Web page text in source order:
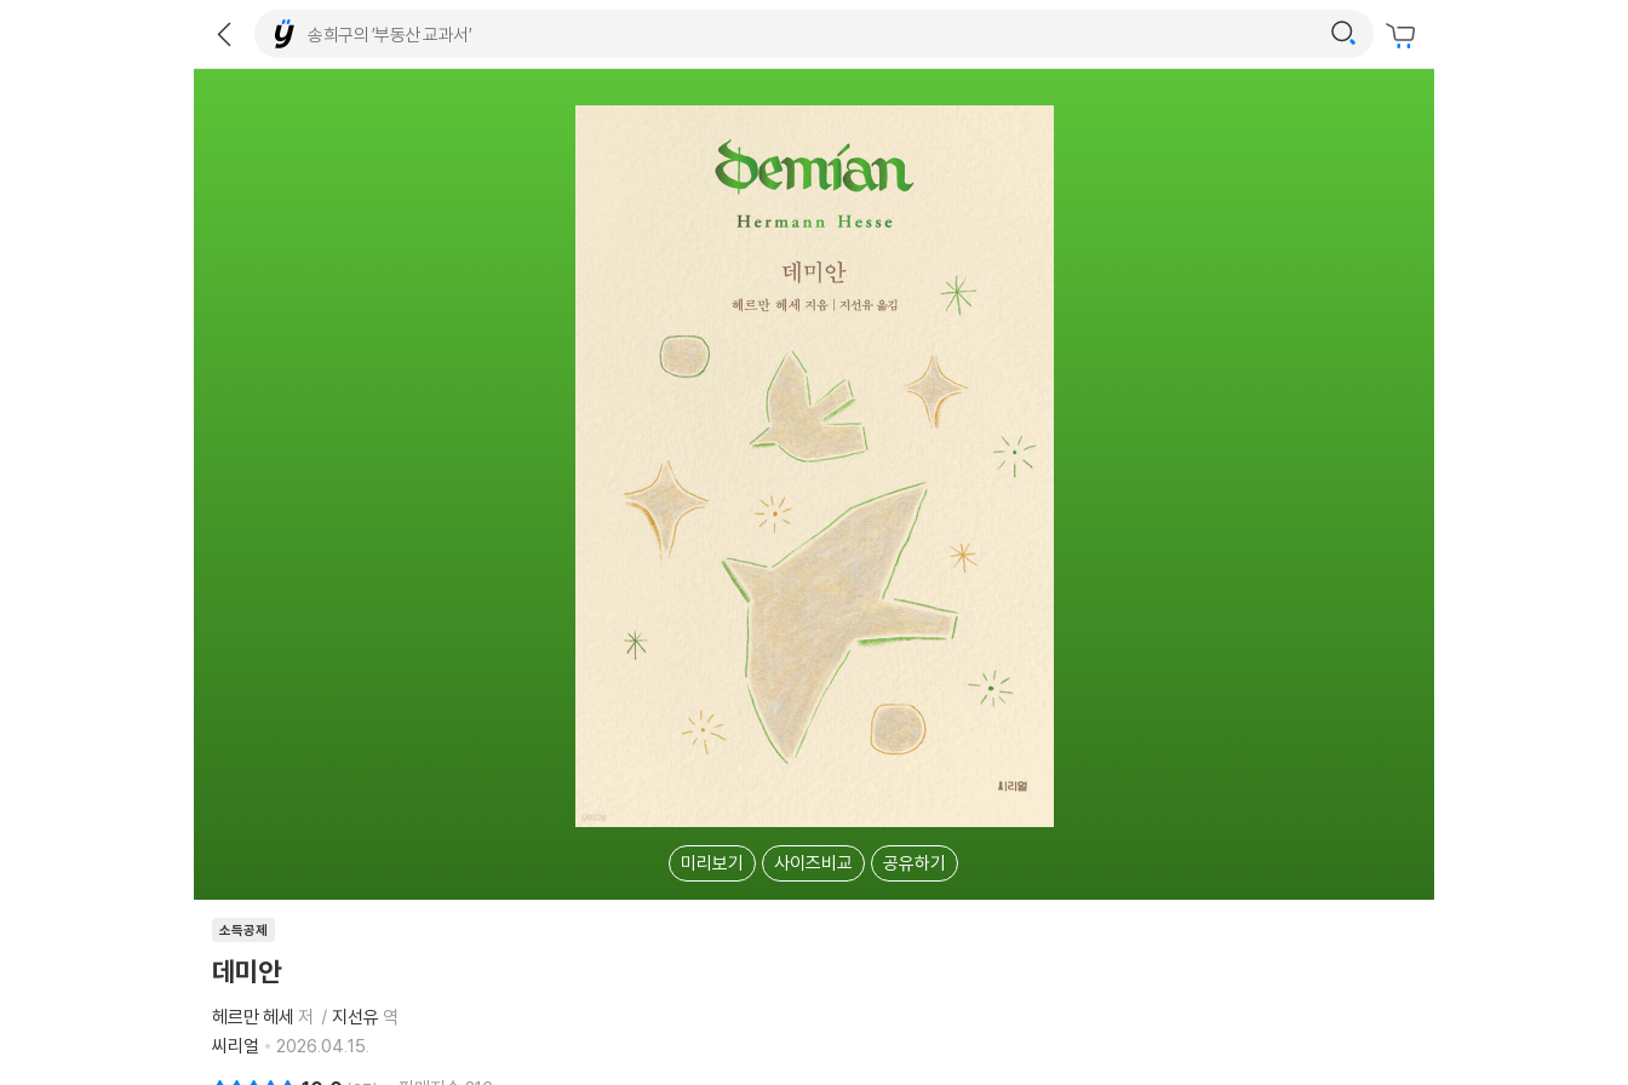
미리보기 사이즈비교 공유하기
소득공제
데미안
헤르만 헤세 저 지선유 역
씨리얼
2026.04.15.